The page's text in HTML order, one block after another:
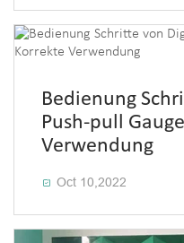
Bedienung
Push-pull
Verwendung
 Oct 10,2022